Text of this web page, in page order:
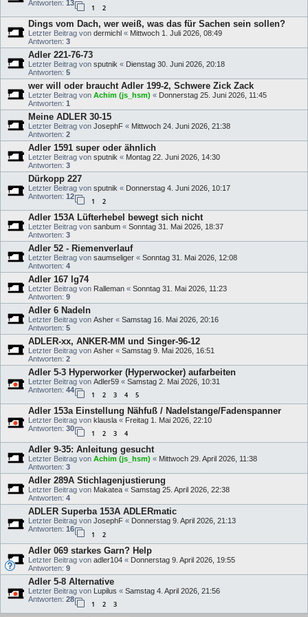
Antworten: 13
1 2
Dings vom Dach, wer weiß, was das für Sachen sein sollen?
Letzter Beitrag von dermichl « Mittwoch 1. Juli 2026, 08:49
Antworten: 3
Adler 221-76-73
Letzter Beitrag von sputnik « Dienstag 30. Juni 2026, 20:18
Antworten: 5
wer will oder braucht Adler 199-2, Schwere Zick Zack
Letzter Beitrag von Achim (js_hsm) « Donnerstag 25. Juni 2026, 11:45
Antworten: 1
Meine ADLER 30-15
Letzter Beitrag von JosephF « Mittwoch 24. Juni 2026, 21:38
Antworten: 2
Adler 1591 super oder ähnlich
Letzter Beitrag von sputnik « Montag 22. Juni 2026, 14:30
Antworten: 3
Dürkopp 227
Letzter Beitrag von sputnik « Donnerstag 4. Juni 2026, 10:17
Antworten: 12
1 2
Adler 153A Lüfterhebel bewegt sich nicht
Letzter Beitrag von sanbum « Sonntag 31. Mai 2026, 18:37
Antworten: 3
Adler 52 - Riemenverlauf
Letzter Beitrag von saumseliger « Sonntag 31. Mai 2026, 12:08
Antworten: 4
Adler 167 lg74
Letzter Beitrag von Ralleman « Sonntag 31. Mai 2026, 11:23
Antworten: 9
Adler 6 Nadeln
Letzter Beitrag von Asher « Samstag 16. Mai 2026, 20:16
Antworten: 5
ADLER-xx, ANKER-MM und Singer-96-12
Letzter Beitrag von Asher « Samstag 9. Mai 2026, 16:51
Antworten: 2
Adler 5-3 Hyperworker (Hyperwocker) aufarbeiten
Letzter Beitrag von Adler59 « Samstag 2. Mai 2026, 10:31
Antworten: 44
1 2 3 4 5
Adler 153a Einstellung Nähfuß / Nadelstange/Fadenspanner
Letzter Beitrag von klausla « Freitag 1. Mai 2026, 22:10
Antworten: 30
1 2 3 4
Adler 9-35: Anleitung gesucht
Letzter Beitrag von Achim (js_hsm) « Mittwoch 29. April 2026, 11:38
Antworten: 3
Adler 289A Stichlagenjustierung
Letzter Beitrag von Makatea « Samstag 25. April 2026, 22:38
Antworten: 4
ADLER Superba 153A ADLERmatic
Letzter Beitrag von JosephF « Donnerstag 9. April 2026, 21:13
Antworten: 16
1 2
Adler 069 starkes Garn? Help
Letzter Beitrag von adler104 « Donnerstag 9. April 2026, 19:55
Antworten: 9
Adler 5-8 Alternative
Letzter Beitrag von Lupilus « Samstag 4. April 2026, 21:56
Antworten: 28
1 2 3